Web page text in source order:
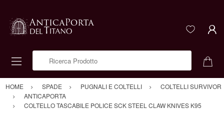
HOME SPADE PUGNALI E COLTELLI
COLTELLI SURVIVOR
ANTICAPORTA
COLTELLO TASCABILE POLICE SCK STEEL CLAW KNIVES K95